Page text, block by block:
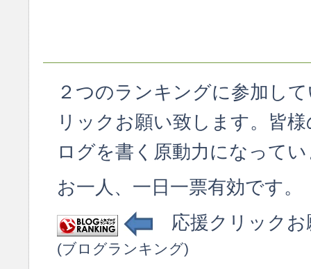
２つのランキングに参加し
リックお願い致します。皆
ログを書く原動力になって
お一人、一日一票有効です。
応援クリックお
(ブログランキング)